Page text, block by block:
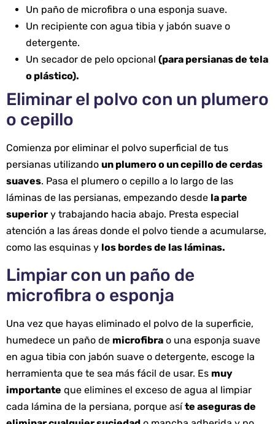
Un paño de microfibra o una esponja suave.
Un recipiente con agua tibia y jabón suave o
detergente.
Un secador de pelo opcional (para persianas de tela
o plástico).
Eliminar el polvo con un plumero
o cepillo
Comienza por eliminar el polvo superficial de tus
persianas utilizando un plumero o un cepillo de cerdas
suaves. Pasa el plumero o cepillo a lo largo de las
láminas de las persianas, empezando desde la parte
superior y trabajando hacia abajo. Presta especial
atención a las áreas donde el polvo tiende a acumularse,
como las esquinas y los bordes de las láminas.
Limpiar con un paño de
microfibra o esponja
Una vez que hayas eliminado el polvo de la superficie,
humedece un paño de microfibra o una esponja suave
en agua tibia con jabón suave o detergente, escoge la
herramienta que te sea más fácil de usar. Es muy
importante que elimines el exceso de agua al limpiar
cada lámina de la persiana, porque asíte aseguras de